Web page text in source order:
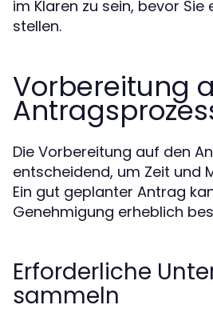
im Klaren zu sein, bevor Sie
stellen.
Vorbereitung
Die Vorbereitung auf den
entscheidend, um Zeit und
Ein gut geplanter Antrag
Genehmigung erheblich
Erforderliche
sammeln